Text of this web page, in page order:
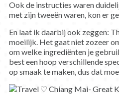
Ook de instructies waren
met zijn tweeën waren, kon er
En laat ik daarbij ook zeggen:
moeilijk. Het gaat niet zozeer
om welke ingrediënten je
best een hoop verschillende
op smaak te maken, dus dat